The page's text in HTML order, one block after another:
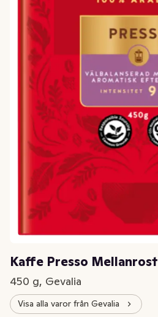
Kaffe Presso Mellanrost
450 g, Gevalia
Visa alla varor från Gevalia